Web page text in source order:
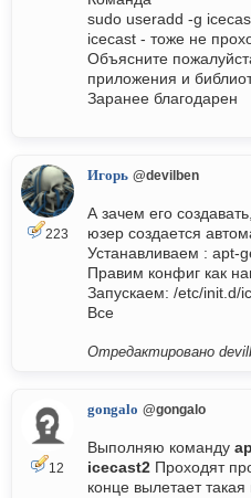
sudo useradd -g
icecast - тоже не
Объясните
приложения и
Заранее благодарен
223
Игорь @devilben
А зачем его
юзер создается
Устанавливаем : apt-
Правим конфиг как
Запускаем: /etc/init.d/
Все
Отредактировано
12
gongalo @gongalo
Выполняю команду
icecast2 Проходят
конце вылетает